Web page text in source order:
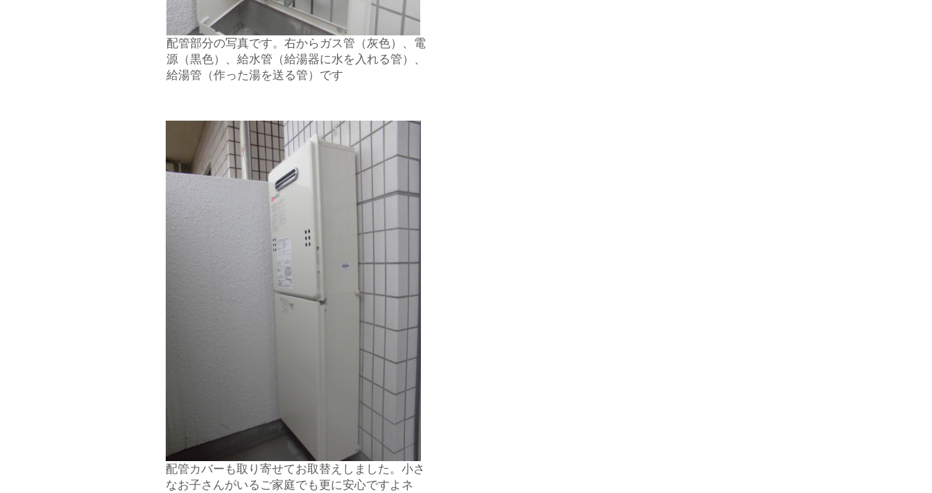
配管部分の写真です。右からガス管（灰色）、電
源（黒色）、給水管（給湯器に水を入れる管）、
給湯管（作った湯を送る管）です
配管カバーも取り寄せてお取替えしました。小さ
なお子さんがいるご家庭でも更に安心ですよネ